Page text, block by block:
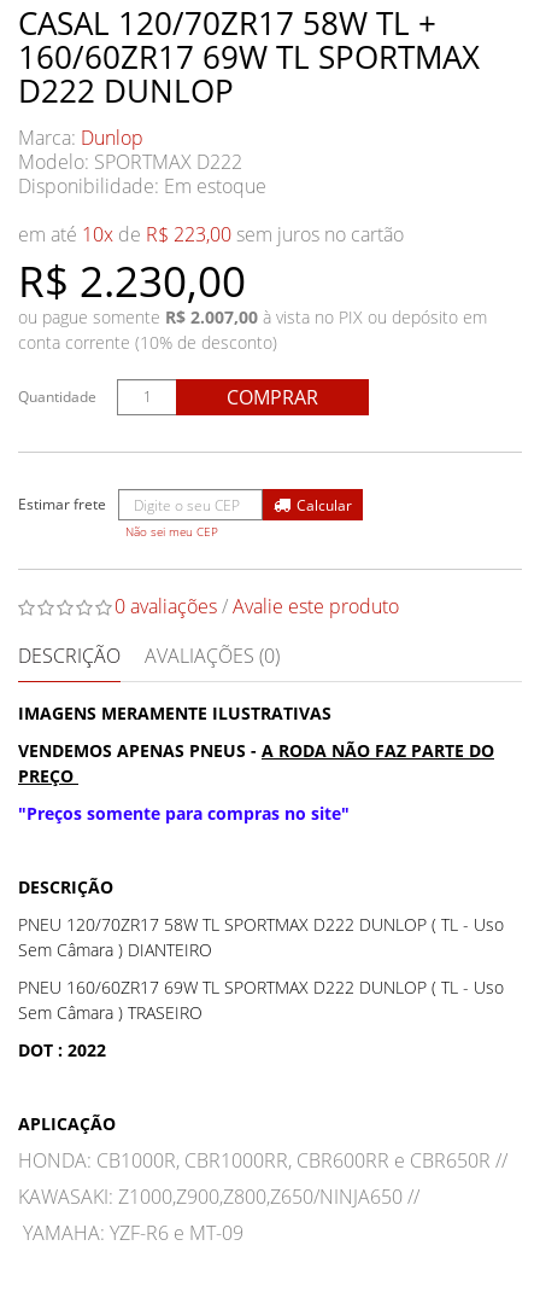
CASAL 120/70ZR17 58W TL +
160/60ZR17 69W TL SPORTMAX
D222 DUNLOP
Marca: Dunlop
Modelo: SPORTMAX D222
Disponibilidade: Em estoque
R$ 2.230,00
em até 10x de R$ 223,00 sem juros no cartão
ou pague somente R$ 2.007,00 à vista no PIX ou depósito em
conta corrente (10% de desconto)
Quantidade COMPRAR
Não sei meu CEP
0 avaliações/Avalie este produto
DESCRIÇÃO
AVALIAÇÕES (0)
IMAGENS MERAMENTE ILUSTRATIVAS
VENDEMOS APENAS PNEUS - A RODA NÃO FAZ PARTE DO
PREÇO
"Preços somente para compras no site"
DESCRIÇÃO
PNEU 120/70ZR17 58W TL SPORTMAX D222 DUNLOP ( TL - Uso
Sem Câmara ) DIANTEIRO
PNEU 160/60ZR17 69W TL SPORTMAX D222 DUNLOP ( TL - Uso
Sem Câmara ) TRASEIRO
DOT : 2022
APLICAÇÃO
HONDA: CB1000R, CBR1000RR, CBR600RR e CBR650R //
KAWASAKI: Z1000,Z900,Z800,Z650/NINJA650 //
YAMAHA: YZF-R6 e MT-09